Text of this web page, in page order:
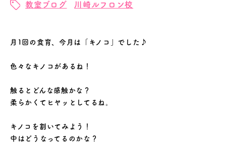
教室ブログ 川崎ルフロン校
月1回の食育、今月は「キノコ」でした♪
色々なキノコがあるね！
触るとどんな感触かな？
柔らかくてヒヤッとしてるね。
キノコを割いてみよう！
中はどうなってるのかな？